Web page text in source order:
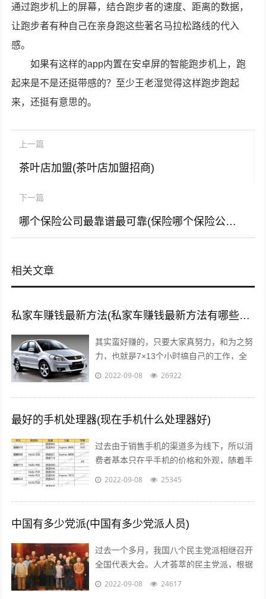
通过跑步机上的屏幕，结合跑步者的速度、距离的数据，
让跑步者有种自己在亲身跑这些著名马拉松路线的代入
感。
如果有这样的app内置在安卓屏的智能跑步机上，跑
起来是不是还挺带感的？至少王老湿觉得这样跑步跑起
来，还挺有意思的。
上一篇
茶叶店加盟(茶叶店加盟招商)
下一篇
哪个保险公司最靠谱最可靠(保险哪个保险公司最可靠)
相关文章
私家车赚钱最新方法(私家车赚钱最新方法有哪些?推荐这5种赚钱方法)
其实蛮好赚的，只要大家真努力，和为之努
力，也就是7×13个小时搞自己的工作，全
面性的拼命，那么我们自然就可以赚到钱
2022-09-08 26922
最好的手机处理器(现在手机什么处理器好)
过去由于销售手机的渠道多为线下，所以消
费者基本只在乎手机的价格和外观，随着手
机线上销售渠道的拓宽，以及小米曾打出性
2022-09-08 25345
中国有多少党派(中国有多少党派人员)
过去一个多月，我国八个民主党派相继召开
全国代表大会。人才荟萃的民主党派，根据
历史传统各有特色、成员界别也各具特点。
2022-09-08 24617